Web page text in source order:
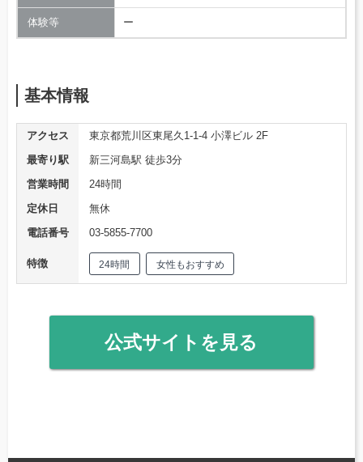
体験等 ー
基本情報
アクセス
東京都荒川区東尾久1-1-4 小澤ビル 2F
最寄り駅
新三河島駅 徒歩3分
営業時間
24時間
定休日
無休
電話番号
03-5855-7700
特徴 24時間 女性もおすすめ
公式サイトを見る